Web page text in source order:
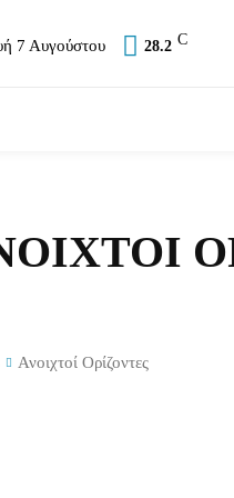
7 Αυγούστου 28.2 C
Ανοιχτοί Ορίζοντες